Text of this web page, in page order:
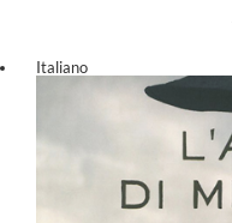
Italiano